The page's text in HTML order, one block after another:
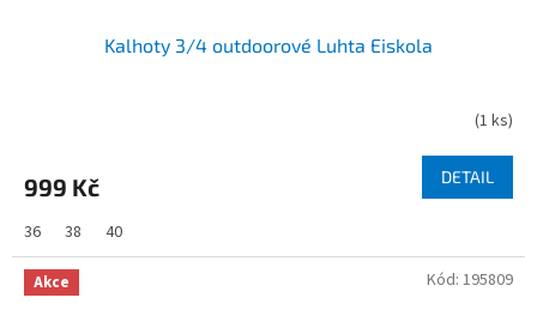
Kalhoty 3/4 outdoorové Luhta Eiskola
(1 ks)
999 Kč DETAIL
36 38 40
Akce Kód: 195809